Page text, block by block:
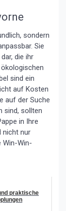
sondern
Sie
die ihr
sind ein
auf Kosten
auf der Suche
sind, sollten
in Ihre
nicht nur
Win-Win-
praktische